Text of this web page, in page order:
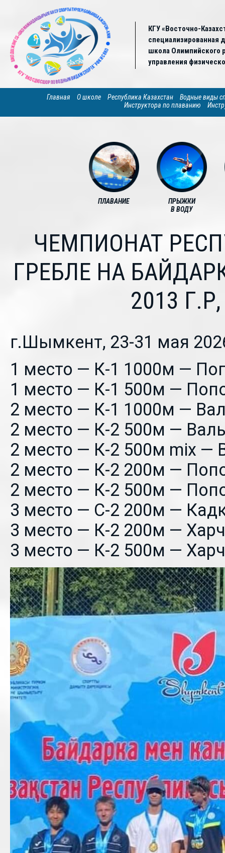
КГУ «Восточно-
специализированная
школа Олимпийского
управления
Главная О школе Республика Казахстан
Водные виды
Инструктора по плаванию
ПЛАВАНИЕ
ПРЫЖКИ
В ВОДУ
ЧЕМПИОНАТ
ГРЕБЛЕ НА
2013
г.Шымкент, 23-31 мая
1 место — К-1 1000м —
1 место — К-1 500м —
2 место — К-1 1000м —
2 место — К-2 500м —
2 место — К-2 500м mix —
2 место — К-2 200м —
2 место — К-2 500м —
3 место — С-2 200м —
3 место — К-2 200м —
3 место — К-2 500м —